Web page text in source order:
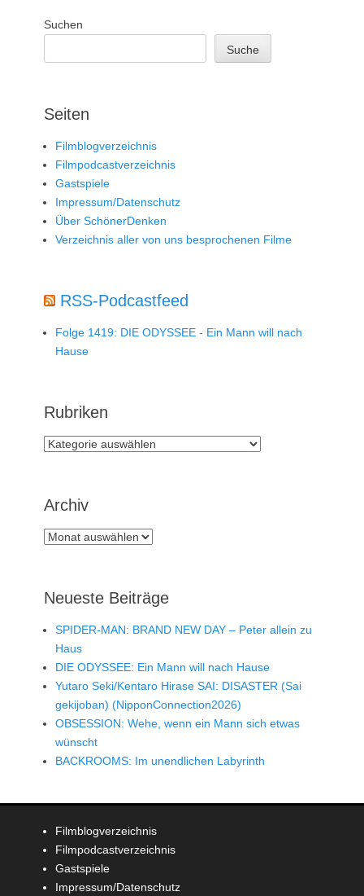
Suchen
Suche
Seiten
Filmblogverzeichnis
Filmpodcastverzeichnis
Gastspiele
Impressum/Datenschutz
Über SchönerDenken
Verzeichnis aller von uns besprochenen Filme
RSS-Podcastfeed
Folge 1419: DIE ODYSSEE - Ein Mann will nach
Hause
Rubriken
Rubriken
Archiv
Archiv
Neueste Beiträge
SPIDER-MAN: BRAND NEW DAY – Peter allein zu
Haus
DIE ODYSSEE: Ein Mann will nach Hause
Yutaro Seki/Kentaro Hirase SAI: DISASTER (Sai
gekijoban) (NipponConnection2026)
OBSESSION: Wehe, wenn ein Mann sich etwas
wünscht
BACKROOMS: Im unendlichen Labyrinth
Filmblogverzeichnis
Filmpodcastverzeichnis
Gastspiele
Impressum/Datenschutz